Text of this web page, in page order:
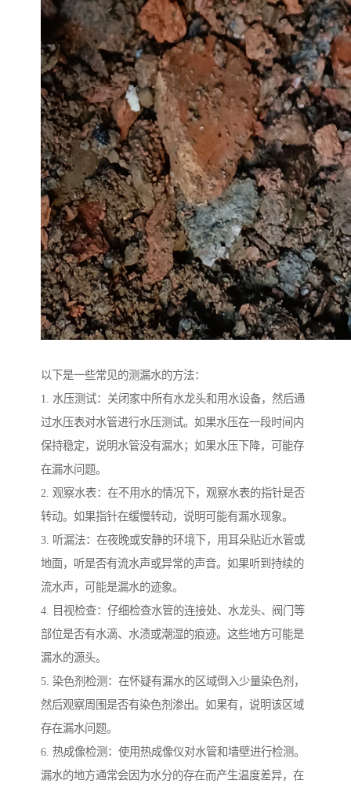
以下是一些常见的测漏水的方法：
1. 水压测试：关闭家中所有水龙头和用水设备，然后通
过水压表对水管进行水压测试。如果水压在一段时间内
保持稳定，说明水管没有漏水；如果水压下降，可能存
在漏水问题。
2. 观察水表：在不用水的情况下，观察水表的指针是否
转动。如果指针在缓慢转动，说明可能有漏水现象。
3. 听漏法：在夜晚或安静的环境下，用耳朵贴近水管或
地面，听是否有流水声或异常的声音。如果听到持续的
流水声，可能是漏水的迹象。
4. 目视检查：仔细检查水管的连接处、水龙头、阀门等
部位是否有水滴、水渍或潮湿的痕迹。这些地方可能是
漏水的源头。
5. 染色剂检测：在怀疑有漏水的区域倒入少量染色剂，
然后观察周围是否有染色剂渗出。如果有，说明该区域
存在漏水问题。
6. 热成像检测：使用热成像仪对水管和墙壁进行检测。
漏水的地方通常会因为水分的存在而产生温度差异，在